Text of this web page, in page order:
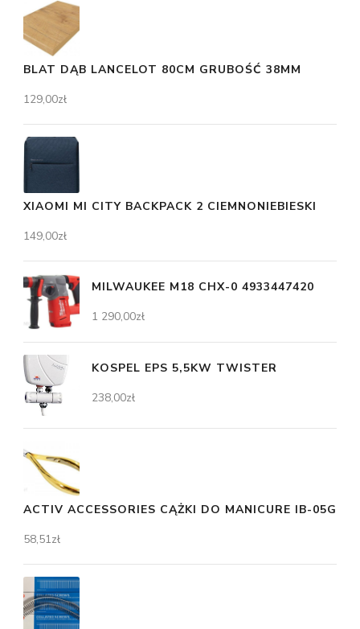
BLAT DĄB LANCELOT 80CM GRUBOŚĆ 38MM
129,00zł
XIAOMI MI CITY BACKPACK 2 CIEMNONIEBIESKI
149,00zł
MILWAUKEE M18 CHX-0 4933447420
1 290,00zł
KOSPEL EPS 5,5KW TWISTER
238,00zł
ACTIV ACCESSORIES CĄŻKI DO MANICURE IB-05G
58,51zł